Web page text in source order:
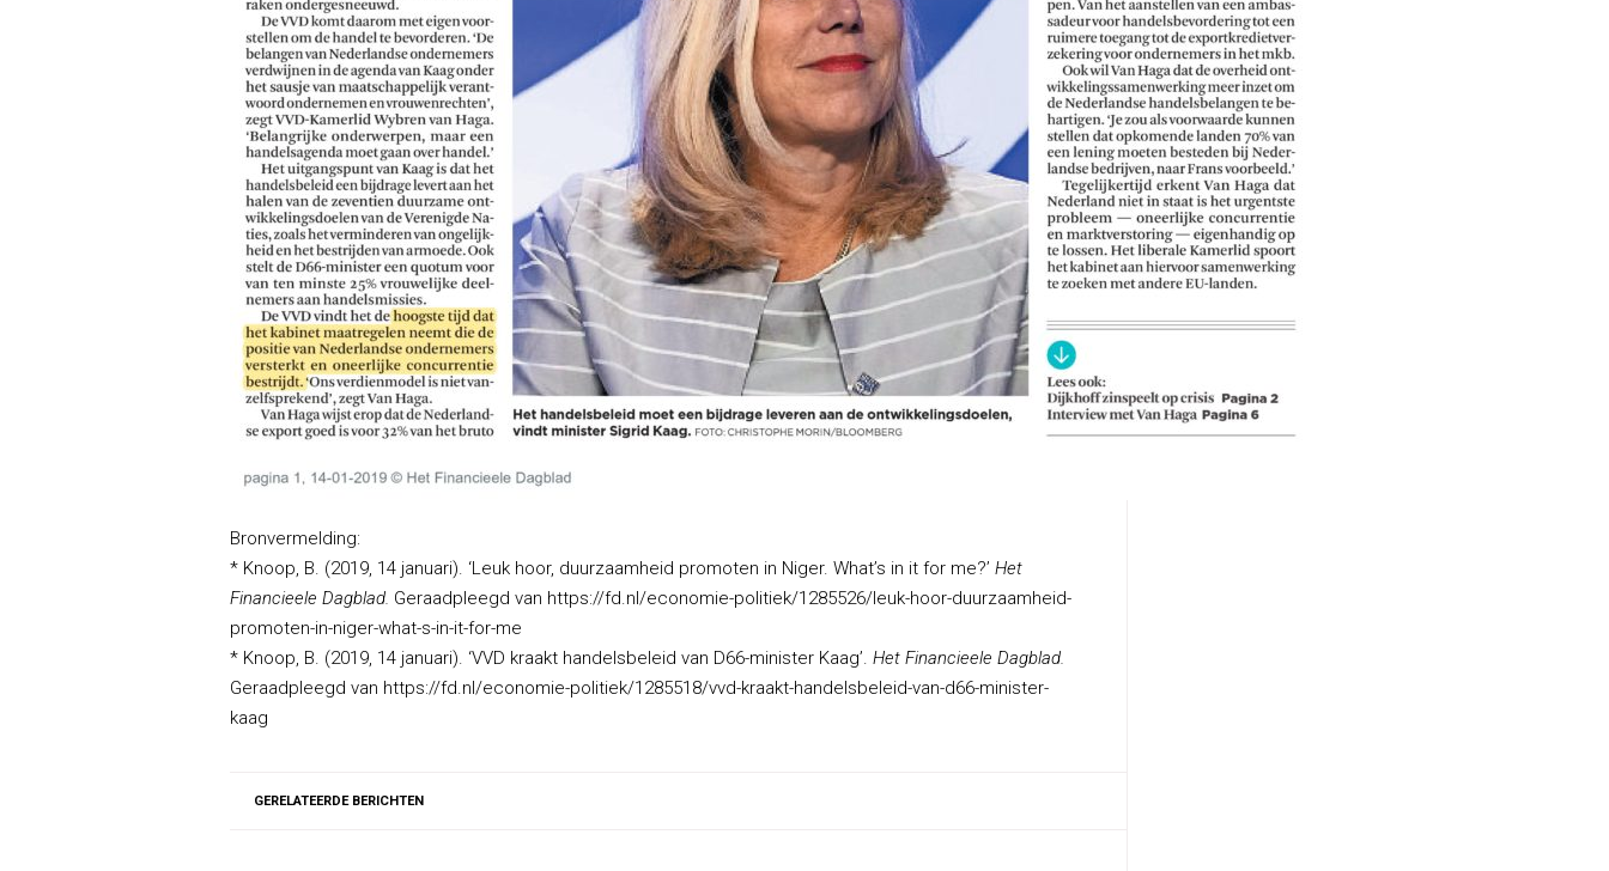
Bronvermelding:
* Knoop, B. (2019, 14 januari). ‘Leuk hoor, duurzaamheid promoten in Niger. What’s in it for me?’ Het
Financieele Dagblad. Geraadpleegd van https://fd.nl/economie-politiek/1285526/leuk-hoor-duurzaamheid-
promoten-in-niger-what-s-in-it-for-me
* Knoop, B. (2019, 14 januari). ‘VVD kraakt handelsbeleid van D66-minister Kaag’. Het Financieele Dagblad.
Geraadpleegd van https://fd.nl/economie-politiek/1285518/vvd-kraakt-handelsbeleid-van-d66-minister-
kaag
GERELATEERDE BERICHTEN